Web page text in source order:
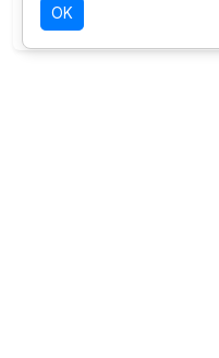
Ver detalhes da região
OK